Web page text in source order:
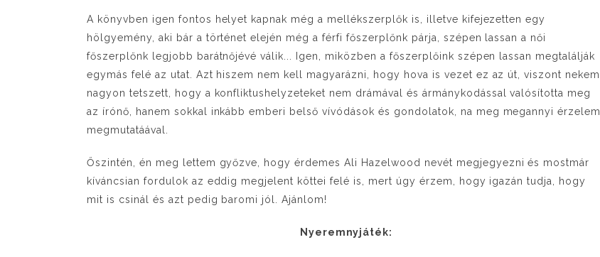
A könyvben igen fontos helyet kapnak még a mellékszerplők is, illetve kifejezetten egy
hölgyemény, aki bár a történet elején még a férfi főszerplőnk párja, szépen lassan a női
főszerplőnk legjobb barátnőjévé válik... Igen, miközben a főszerplőink szépen lassan megtalálják
egymás felé az utat. Azt hiszem nem kell magyarázni, hogy hova is vezet ez az út, viszont nekem
nagyon tetszett, hogy a konfliktushelyzeteket nem drámával és ármánykodással valósította meg
az írónő, hanem sokkal inkább emberi belső vívódások és gondolatok, na meg megannyi érzelem
megmutatáával.
Őszintén, én meg lettem győzve, hogy érdemes Ali Hazelwood nevét megjegyezni és mostmár
kíváncsian fordulok az eddig megjelent köttei felé is, mert úgy érzem, hogy igazán tudja, hogy
mit is csinál és azt pedig baromi jól. Ajánlom!
Nyeremnyjáték: